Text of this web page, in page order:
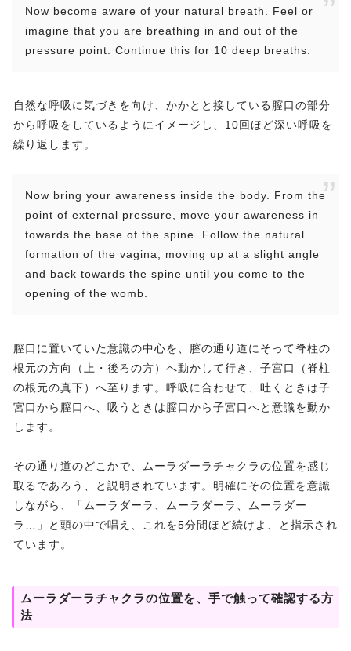
Now become aware of your natural breath. Feel or
imagine that you are breathing in and out of the
pressure point. Continue this for 10 deep breaths.
自然な呼吸に気づきを向け、かかとと接している膣口の部分
から呼吸をしているようにイメージし、10回ほど深い呼吸を
繰り返します。
Now bring your awareness inside the body. From the
point of external pressure, move your awareness in
towards the base of the spine. Follow the natural
formation of the vagina, moving up at a slight angle
and back towards the spine until you come to the
opening of the womb.
膣口に置いていた意識の中心を、膣の通り道にそって脊柱の
根元の方向（上・後ろの方）へ動かして行き、子宮口（脊柱
の根元の真下）へ至ります。呼吸に合わせて、吐くときは子
宮口から膣口へ、吸うときは膣口から子宮口へと意識を動か
します。
その通り道のどこかで、ムーラダーラチャクラの位置を感じ
取るであろう、と説明されています。明確にその位置を意識
しながら、「ムーラダーラ、ムーラダーラ、ムーラダー
ラ…」と頭の中で唱え、これを5分間ほど続けよ、と指示され
ています。
ムーラダーラチャクラの位置を、手で触って確認する方
法